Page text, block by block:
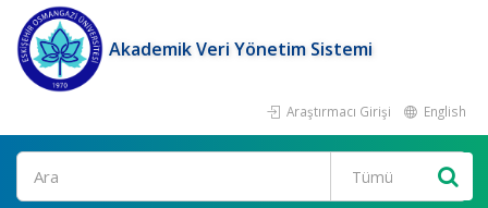
Akademik Veri Yönetim Sistemi
Araştırmacı Girişi English
Ara